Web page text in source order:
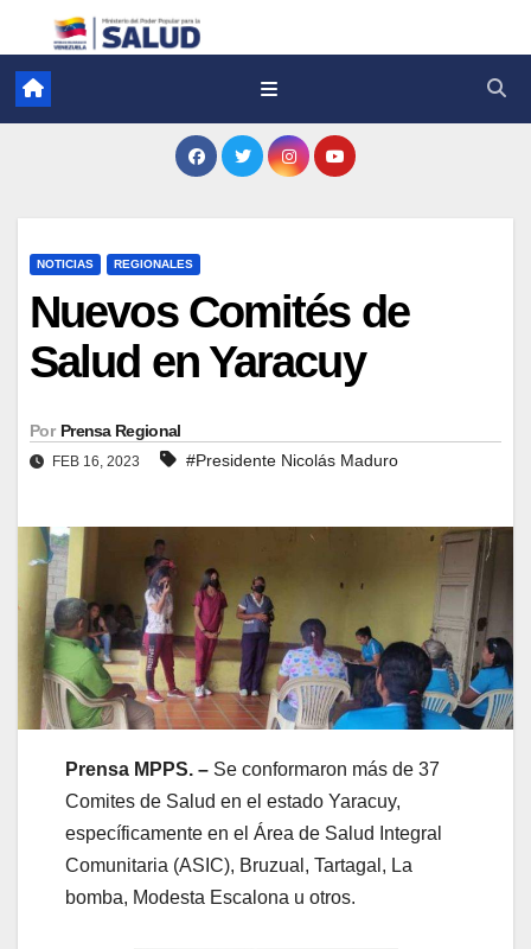
NOTICIAS REGIONALES
Nuevos Comités de
Salud en Yaracuy
Por Prensa Regional
FEB 16, 2023 #Presidente Nicolás Maduro
Prensa MPPS. – Se conformaron más de 37
Comites de Salud en el estado Yaracuy,
específicamente en el Área de Salud Integral
Comunitaria (ASIC), Bruzual, Tartagal, La
bomba, Modesta Escalona u otros.